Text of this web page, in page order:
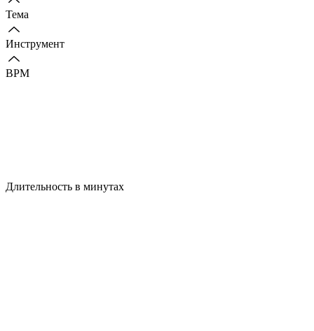
Тема
Инструмент
BPM
Длительность в минутах